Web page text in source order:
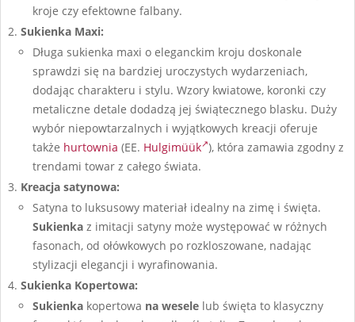
kroje czy efektowne falbany.
Sukienka Maxi:
Długa sukienka maxi o eleganckim kroju doskonale
sprawdzi się na bardziej uroczystych wydarzeniach,
dodając charakteru i stylu. Wzory kwiatowe, koronki czy
metaliczne detale dodadzą jej świątecznego blasku. Duży
wybór niepowtarzalnych i wyjątkowych kreacji oferuje
także hurtownia (EE. Hulgimüük ), która zamawia zgodny z
trendami towar z całego świata.
Kreacja satynowa:
Satyna to luksusowy materiał idealny na zimę i święta.
Sukienka z imitacji satyny może występować w różnych
fasonach, od ołówkowych po rozkloszowane, nadając
stylizacji elegancji i wyrafinowania.
Sukienka Kopertowa:
Sukienka kopertowa na wesele lub święta to klasyczny